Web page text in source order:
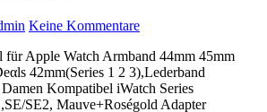
Keine Kommentare
Apple Watch Armband 44mm 45mm
42mm(Series 1 2 3),Lederband
Kompatibel iWatch Series
SE2, Mauve+Roségold Adapter